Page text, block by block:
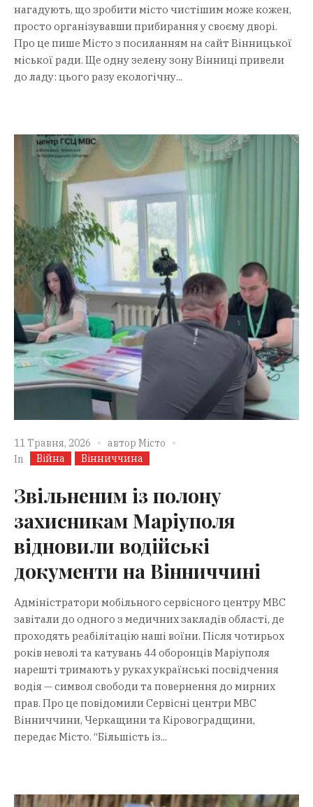
нагадують, що зробити місто чистішим може кожен,
просто організувавши прибирання у своєму дворі.
Про це пише Місто з посиланням на сайт Вінницької
міської ради. Ще одну зелену зону Вінниці привели
до ладу: цього разу екологічну...
11 Травня, 2026 автор Місто
In
Війна Вінниччина
Звільненим із полону
захисникам Маріуполя
відновили водійські
документи на Вінниччині
Адміністратори мобільного сервісного центру МВС
завітали до одного з медичних закладів області, де
проходять реабілітацію наші воїни. Після чотирьох
років неволі та катувань 44 оборонців Маріуполя
нарешті тримають у руках українські посвідчення
водія — символ свободи та повернення до мирних
прав. Про це повідомили Сервісні центри МВС
Вінниччини, Черкащини та Кіровоградщини,
передає Місто. “Більшість із...